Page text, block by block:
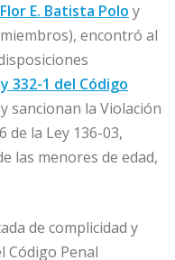
Flor E. Batista Polo y
encontró al
332-1 del Código
sancionan la Violación
de la Ley 136-03,
las menores de edad,
de complicidad y
Código Penal